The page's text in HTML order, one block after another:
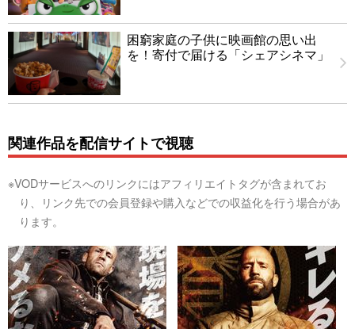
困窮家庭の子供に映画館の思い出
を！寄付で届ける「シェアシネマ」
関連作品を配信サイトで視聴
※VODサービスへのリンクにはアフィリエイトタグが含まれてお
り、リンク先での会員登録や購入などでの収益化を行う場合があ
ります。